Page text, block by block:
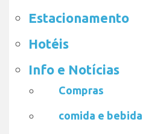
Estacionamento
Hotéis
Info e Notícias
Compras
comida e bebida